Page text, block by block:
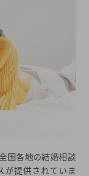
国各地の結婚相談
が提供されていま